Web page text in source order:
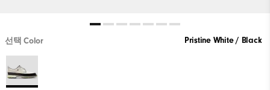
선택 Color Pristine White / Black